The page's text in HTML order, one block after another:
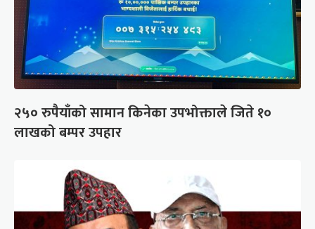
२५० रुपैयाँको सामान किनेका उपभोक्ताले जिते १०
लाखको बम्पर उपहार